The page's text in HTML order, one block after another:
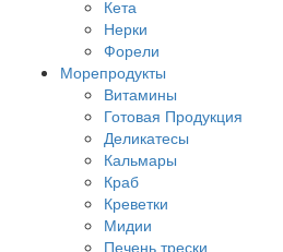
Кета
Нерки
Форели
Морепродукты
Витамины
Готовая Продукция
Деликатесы
Кальмары
Краб
Креветки
Мидии
Печень трески